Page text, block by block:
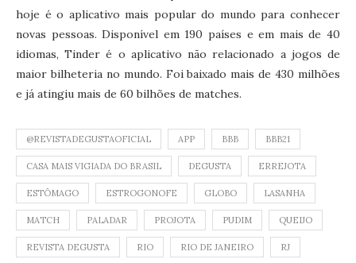
hoje é o aplicativo mais popular do mundo para conhecer
novas pessoas. Disponível em 190 países e em mais de 40
idiomas, Tinder é o aplicativo não relacionado a jogos de
maior bilheteria no mundo. Foi baixado mais de 430 milhões
e já atingiu mais de 60 bilhões de matches.
@REVISTADEGUSTAOFICIAL APP BBB BBB21
CASA MAIS VIGIADA DO BRASIL DEGUSTA ERREJOTA
ESTÔMAGO ESTROGONOFE GLOBO LASANHA
MATCH PALADAR PROJOTA PUDIM QUEIJO
REVISTA DEGUSTA RIO RIO DE JANEIRO RJ